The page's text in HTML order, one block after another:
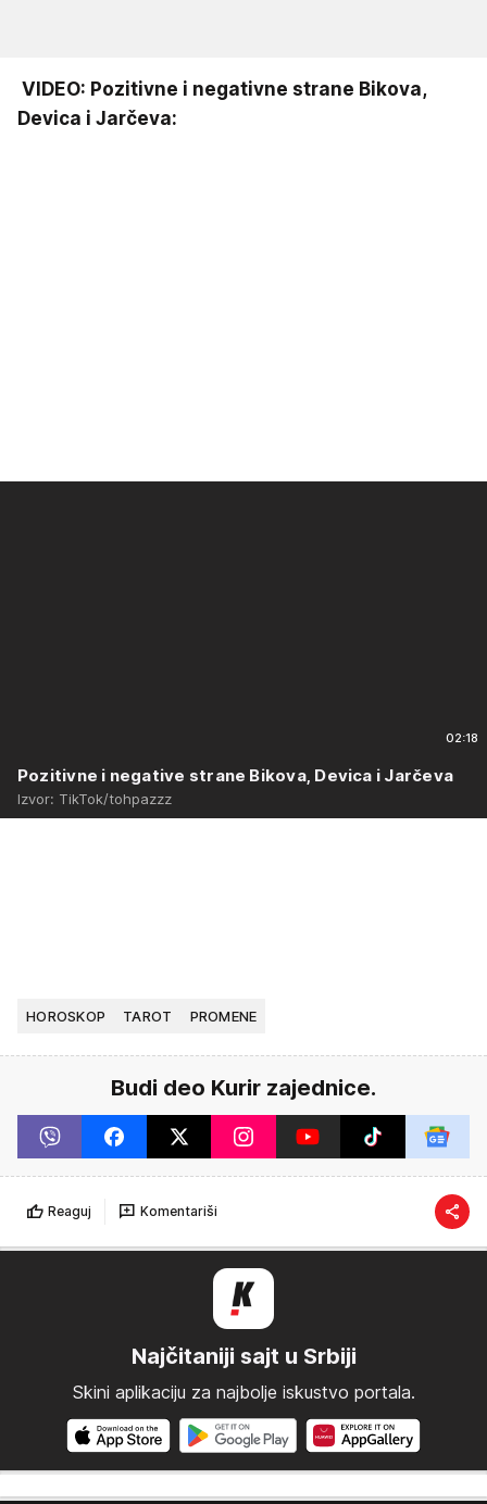
VIDEO: Pozitivne i negativne strane Bikova,
Devica i Jarčeva:
02:18
Pozitivne i negative strane Bikova, Devica i Jarčeva
Izvor: TikTok/tohpazzz
HOROSKOP TAROT PROMENE
Budi deo Kurir zajednice.
Reaguj Komentariši
Najčitaniji sajt u Srbiji
Skini aplikaciju za najbolje iskustvo portala.